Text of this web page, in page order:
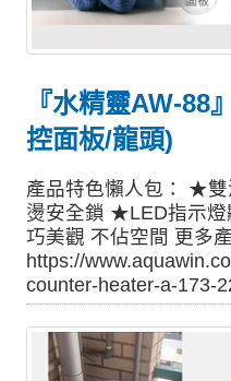
『水精靈AW-88
控面板/龍頭)
產品特色懶人包： ★
燙安全鎖 ★LED指示
巧美觀 不佔空間 更多
https://
counter-heater-a-173-